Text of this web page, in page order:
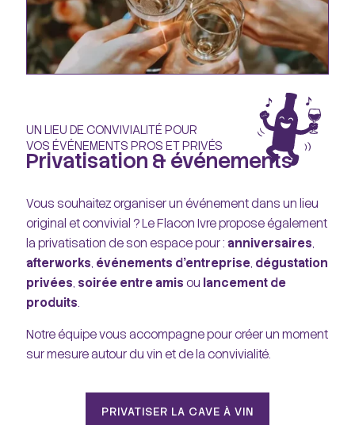
UN LIEU DE CONVIVIALITÉ POUR
VOS ÉVÉNEMENTS PROS ET PRIVÉS
Privatisation & événements
Vous souhaitez organiser un événement dans un lieu
original et convivial ? Le Flacon Ivre propose également
la privatisation de son espace pour : anniversaires,
afterworks, événements d'entreprise, dégustation
privées, soirée entre amis ou lancement de
produits.
Notre équipe vous accompagne pour créer un moment
sur mesure autour du vin et de la convivialité.
PRIVATISER LA CAVE À VIN